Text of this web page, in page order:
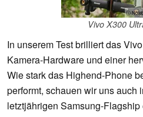
ⓘ
Vivo X300
In unserem Test brilliert das
Kamera-Hardware und einer
Wie stark das Highend-Phone
performt, schauen wir uns auch
letztjährigen Samsung-